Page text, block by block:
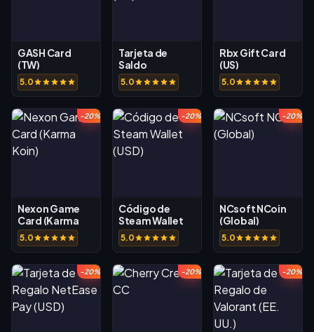
GASH Card
(TW)
5.0
Tarjeta de
Saldo
Battle.net (US)
5.0
Rbx Gift Card
(US)
5.0
-20%
Nexon Game
Card (Karma
Koin)
5.0
-20%
Código de
Steam Wallet
(USD)
5.0
-20%
NCsoft NCoin
(Global)
5.0
-20% -20% -20%